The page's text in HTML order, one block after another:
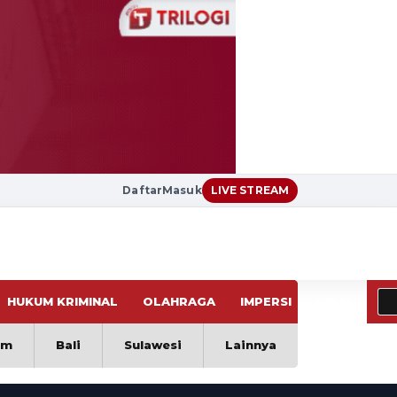
DaftarMasuk LIVE STREAM
HUKUM KRIMINAL OLAHRAGA IMPERSI
Bali Sulawesi Lainnya